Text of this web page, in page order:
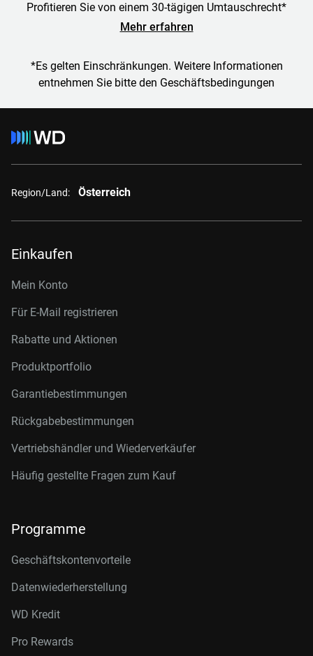
Profitieren Sie von einem 30-tägigen Umtauschrecht*
Mehr erfahren
*Es gelten Einschränkungen. Weitere Informationen
entnehmen Sie bitte den Geschäftsbedingungen
Region/Land: Österreich
Einkaufen
Mein Konto
Für E-Mail registrieren
Rabatte und Aktionen
Produktportfolio
Garantiebestimmungen
Rückgabebestimmungen
Vertriebshändler und Wiederverkäufer
Häufig gestellte Fragen zum Kauf
Programme
Geschäftskontenvorteile
Datenwiederherstellung
WD Kredit
Pro Rewards